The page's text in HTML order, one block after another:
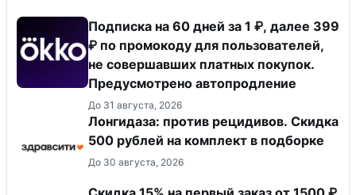
Подписка на 60 дней за 1 ₽, далее 399
₽ по промокоду для пользователей,
не совершавших платных покупок.
Предусмотрено автопродление
До 31 августа, 2026
Лонгидаза: против рецидивов. Скидка
500 рублей на комплект в подборке
До 30 августа, 2026